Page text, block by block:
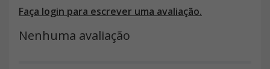
Faça login para escrever uma avaliação.
Nenhuma avaliação